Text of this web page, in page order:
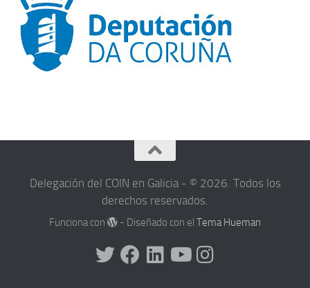
Delegación del COIN en Galicia - © 2026. Todos los
derechos reservados.
Funciona con - Diseñado con el Tema Hueman